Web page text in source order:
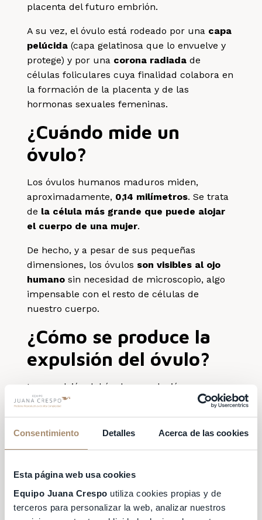
Consentimiento Detalles Acerca de las cookies
Esta página web usa cookies
Equipo Juana Crespo utiliza cookies propias y de
terceros para personalizar la web, analizar nuestros
placenta del futuro embrión.
A su vez, el óvulo está rodeado por una capa
pelúcida (capa gelatinosa que lo envuelve y
protege) y por una corona radiada de
células foliculares cuya finalidad colabora en
la formación de la placenta y de las
hormonas sexuales femeninas.
¿Cuándo mide un
óvulo?
Los óvulos humanos maduros miden,
aproximadamente, 0,14 milímetros. Se trata
de la célula más grande que puede alojar
el cuerpo de una mujer.
De hecho, y a pesar de sus pequeñas
dimensiones, los óvulos son visibles al ojo
humano sin necesidad de microscopio, algo
impensable con el resto de células de
nuestro cuerpo.
¿Cómo se produce la
expulsión del óvulo?
La expulsión del óvulo u ovulación se
producecada 28 días
. Esta liberación no es
un evento «súbito» y «explosivo», tal y como
se creyó durante años, sino que se trata de
humana fueron tomadas en el año 2008
cuando, de manera casual, el Dr. Jacques